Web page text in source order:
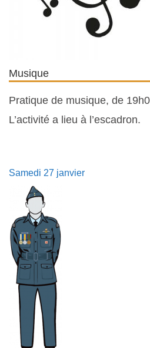
Musique
Pratique de musique, de
L’activité a lieu à l’escadron.
Samedi 27 janvier